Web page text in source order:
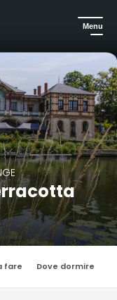
Menu
fare Dove dormire